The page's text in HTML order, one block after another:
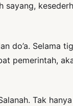
do’a. Selama
pemerintah,
Tak